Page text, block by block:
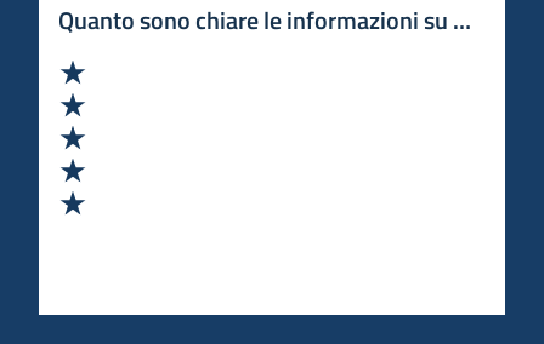
Quanto sono chiare le informazioni su questa